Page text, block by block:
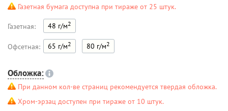
Газетная бумага доступна при тираже от 25 штук.
Газетная: 48 г/м2
Офсетная: 65 г/м2 80 г/м2
Обложка:
При данном кол-ве страниц рекомендуется твердая обложка.
Хром-эрзац доступен при тираже от 10 штук.